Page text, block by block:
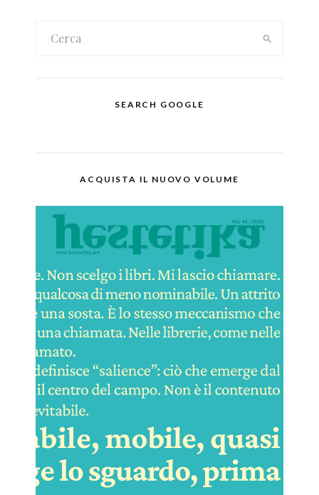
SEARCH GOOGLE
ACQUISTA IL NUOVO VOLUME